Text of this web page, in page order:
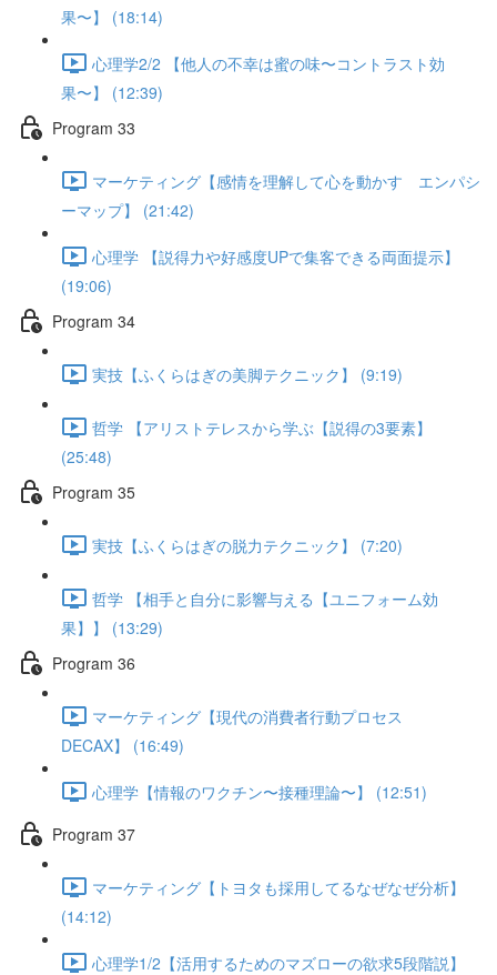
果〜】 (18:14)
心理学2/2 【他人の不幸は蜜の味〜コントラスト効
果〜】 (12:39)
Program 33
マーケティング【感情を理解して心を動かす エンパシ
ーマップ】 (21:42)
心理学 【説得力や好感度UPで集客できる両面提示】
(19:06)
Program 34
実技【ふくらはぎの美脚テクニック】 (9:19)
哲学 【アリストテレスから学ぶ【説得の3要素】
(25:48)
Program 35
実技【ふくらはぎの脱力テクニック】 (7:20)
哲学 【相手と自分に影響与える【ユニフォーム効
果】】 (13:29)
Program 36
マーケティング【現代の消費者行動プロセス
DECAX】 (16:49)
心理学【情報のワクチン〜接種理論〜】 (12:51)
Program 37
マーケティング【トヨタも採用してるなぜなぜ分析】
(14:12)
心理学1/2【活用するためのマズローの欲求5段階説】